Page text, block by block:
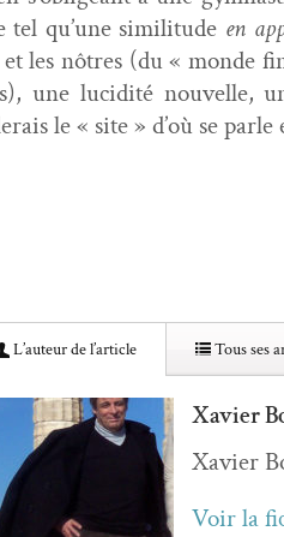
tel qu’une simil­i­tude en
les nôtres (du « monde
une lucid­ité nou­velle,
le « site » d’où se
L’au­teur de l’article Tous ses
Xavier
Xavier
Voir la